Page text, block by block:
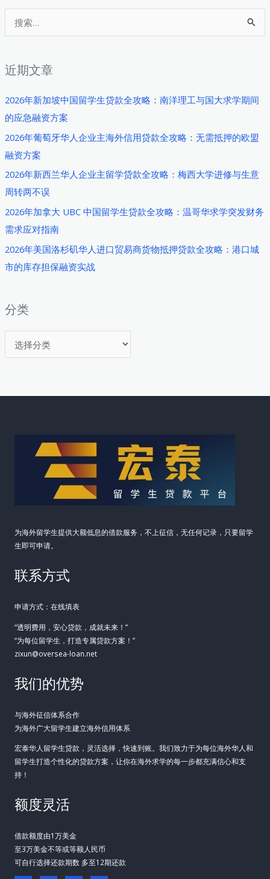
索
近期文章
2026年新加坡中国留学生贷款全攻略：南洋理工与国大求学期间
的应急融资方案
2026年葡萄牙华人企业主海外信用贷款全攻略：无需抵押的欧盟
融资方案
2026年新西兰华人企业主留学贷款全攻略：梅西大学进修与生意
周转两不误
2026年加拿大 UBC 中国留学生贷款全攻略：温哥华求学突发财务
需求应对指南
2026年美国洛杉矶华人进口贸易商货物抵押贷款全攻略：港口城
市的库存担保融资实战
分类
类
为海外留学生提供大额低息的借款服务，不上征信，无任何记录，只要留学
生即可申请。
联系方式
申请方式：在线填表
“透明费用，安心贷款，成就未来！”
“为每位留学生，打造专属贷款方案！”
zixun@oversea-loan.net
我们的优势
与海外征信体系合作
为海外广大留学生建立海外信用体系
宏泰华人留学生贷款，灵活选择，快速到账。我们致力于为每位海外华人和
留学生打造个性化的贷款方案，让你在海外求学的每一步都充满信心和支
持！
额度灵活
借款额度由1万美金
至3万美金不等或等额人民币
可自行选择还款期数 多至12期还款